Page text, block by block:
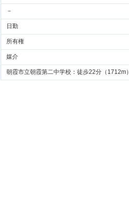
－
日勤
所有権
媒介
朝霞市立朝霞第二中学校：徒歩22分（1712m）